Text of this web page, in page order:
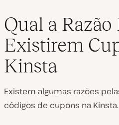
Qual a Razão
Existirem
Kinsta
Existem algumas razões
códigos de cupons na Kinsta.